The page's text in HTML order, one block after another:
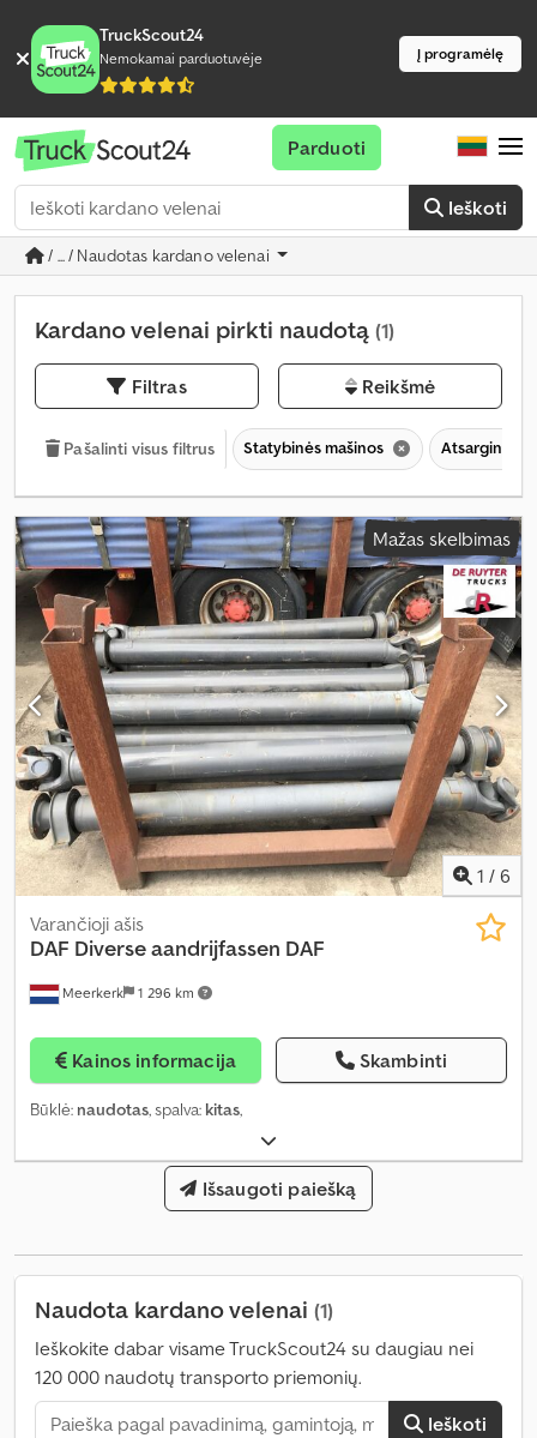
TruckScout24
Nemokamai parduotuvėje Į programėlę
Ieškoti
Parduoti
/ ... / Naudotas kardano velenai
Kardano velenai pirkti naudotą (1)
Filtras Reikšmė
Pašalinti visus filtrus Statybinės mašinos Atsarginės
Mažas skelbimas
1 / 6
Meerkerk 1 296 km
Varančioji ašis
DAF Diverse aandrijfassen DAF
Kainos informacija Skambinti
Būklė: naudotas, spalva: kitas,
Išsaugoti paiešką
Naudota kardano velenai (1)
Ieškokite dabar visame TruckScout24 su daugiau nei
120 000 naudotų transporto priemonių.
Ieškoti